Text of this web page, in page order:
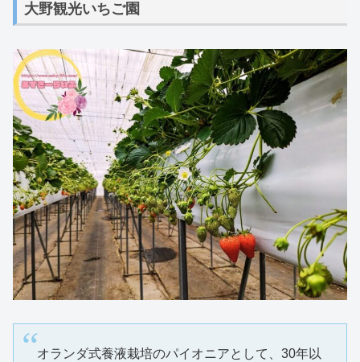
大野観光いちご園
オランダ式養液栽培のパイオニアとして、30年以